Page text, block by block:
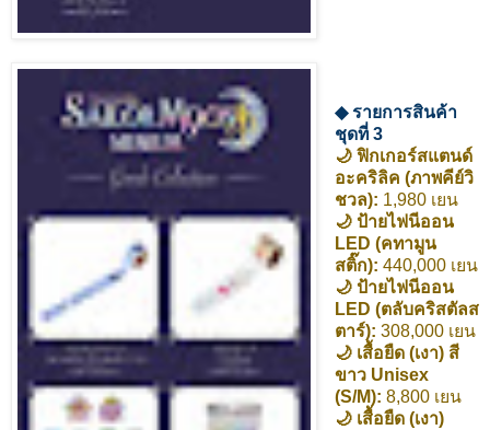
◆ รายการสินค้า
ชุดที่ 3
🌙 ฟิกเกอร์สแตนด์
อะคริลิค (ภาพคีย์วิ
ชวล): 1,980 เยน
🌙 ป้ายไฟนีออน
LED (คทามูน
สติ๊ก): 440,000 เยน
🌙 ป้ายไฟนีออน
LED (ตลับคริสตัลส
ตาร์): 308,000 เยน
🌙 เสื้อยืด (เงา) สี
ขาว Unisex
(S/M): 8,800 เยน
🌙 เสื้อยืด (เงา)